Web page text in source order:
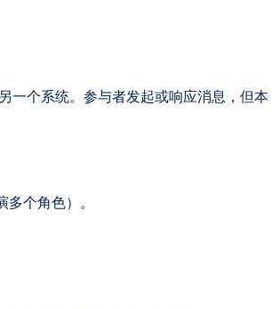
个系统。参与者发起或响应消息，但本
个角色）。